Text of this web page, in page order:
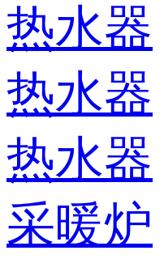
热水器
热水器
热水器
采暖炉